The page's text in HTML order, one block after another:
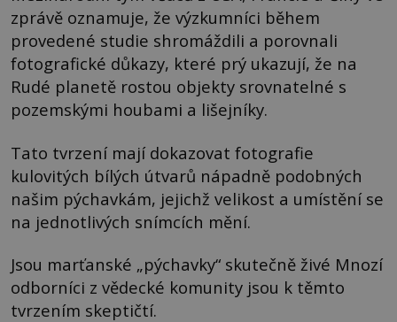
zprávě oznamuje, že výzkumníci během
provedené studie shromáždili a porovnali
fotografické důkazy, které prý ukazují, že na
Rudé planetě rostou objekty srovnatelné s
pozemskými houbami a lišejníky.
Tato tvrzení mají dokazovat fotografie
kulovitých bílých útvarů nápadně podobných
našim pýchavkám, jejichž velikost a umístění se
na jednotlivých snímcích mění.
Jsou marťanské „pýchavky“ skutečně živé Mnozí
odborníci z vědecké komunity jsou k těmto
tvrzením skeptičtí.